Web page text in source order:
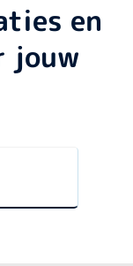
en
jouw